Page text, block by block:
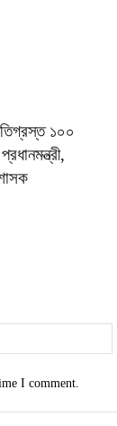
১০০
I comment.